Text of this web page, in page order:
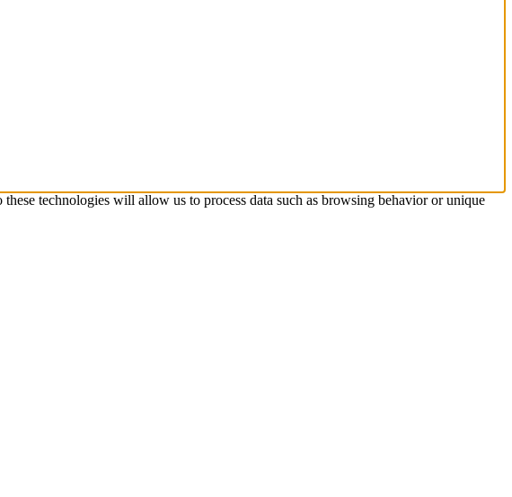
technologies will allow us to process data such as browsing behavior or unique